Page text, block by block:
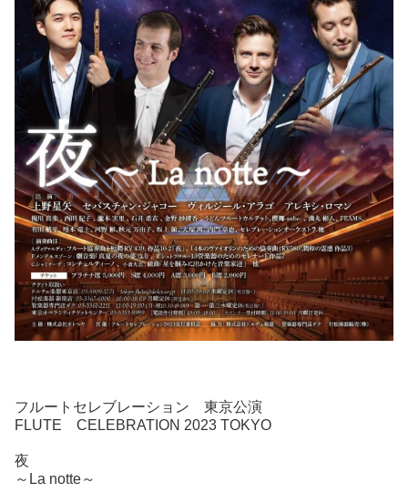
フルートセレブレーション 東京公演
FLUTE CELEBRATION 2023 TOKYO
夜
～La notte～